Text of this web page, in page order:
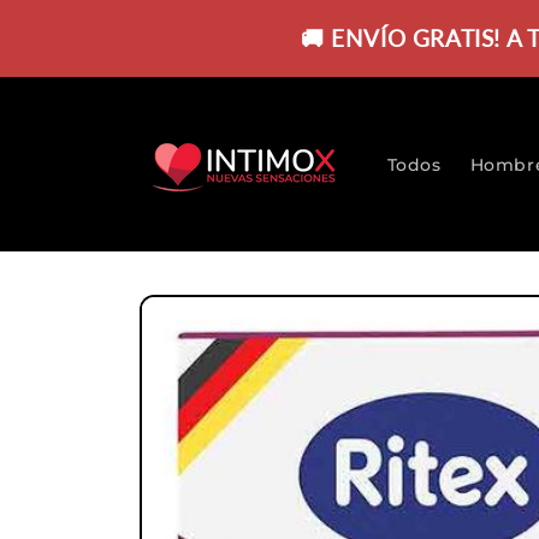
🚚 ENVÍO GRATIS! A
Todos
directamente
información
del producto